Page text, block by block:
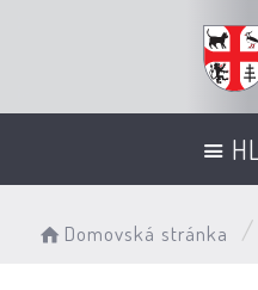
Domovská stránka